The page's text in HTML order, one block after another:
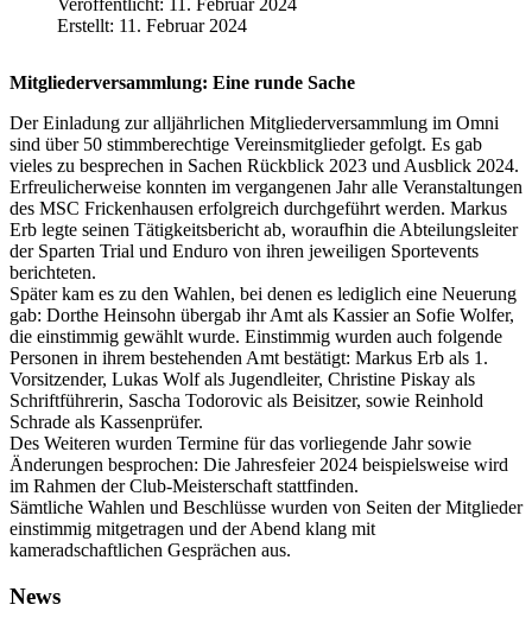
Veröffentlicht: 11. Februar 2024
Erstellt: 11. Februar 2024
Mitgliederversammlung: Eine runde Sache
Der Einladung zur alljährlichen Mitgliederversammlung im Omni
sind über 50 stimmberechtige Vereinsmitglieder gefolgt. Es gab
vieles zu besprechen in Sachen Rückblick 2023 und Ausblick 2024.
Erfreulicherweise konnten im vergangenen Jahr alle Veranstaltungen
des MSC Frickenhausen erfolgreich durchgeführt werden. Markus
Erb legte seinen Tätigkeitsbericht ab, woraufhin die Abteilungsleiter
der Sparten Trial und Enduro von ihren jeweiligen Sportevents
berichteten.
Später kam es zu den Wahlen, bei denen es lediglich eine Neuerung
gab: Dorthe Heinsohn übergab ihr Amt als Kassier an Sofie Wolfer,
die einstimmig gewählt wurde. Einstimmig wurden auch folgende
Personen in ihrem bestehenden Amt bestätigt: Markus Erb als 1.
Vorsitzender, Lukas Wolf als Jugendleiter, Christine Piskay als
Schriftführerin, Sascha Todorovic als Beisitzer, sowie Reinhold
Schrade als Kassenprüfer.
Des Weiteren wurden Termine für das vorliegende Jahr sowie
Änderungen besprochen: Die Jahresfeier 2024 beispielsweise wird
im Rahmen der Club-Meisterschaft stattfinden.
Sämtliche Wahlen und Beschlüsse wurden von Seiten der Mitglieder
einstimmig mitgetragen und der Abend klang mit
kameradschaftlichen Gesprächen aus.
News